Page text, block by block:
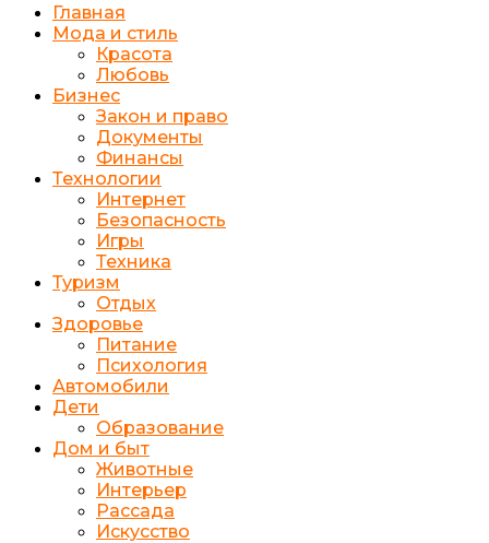
Главная
Мода и стиль
Красота
Любовь
Бизнес
Закон и право
Документы
Финансы
Технологии
Интернет
Безопасность
Игры
Техника
Туризм
Отдых
Здоровье
Питание
Психология
Автомобили
Дети
Образование
Дом и быт
Животные
Интерьер
Рассада
Искусство